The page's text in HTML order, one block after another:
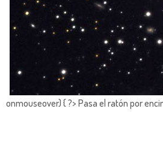
onmouseover) { ?> Pasa el ratón por